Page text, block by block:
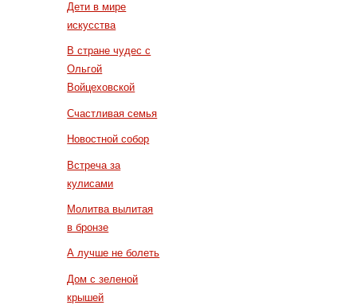
Дети в мире
искусства
В стране чудес с
Ольгой
Войцеховской
Счастливая семья
Новостной собор
Встреча за
кулисами
Молитва вылитая
в бронзе
А лучше не болеть
Дом с зеленой
крышей